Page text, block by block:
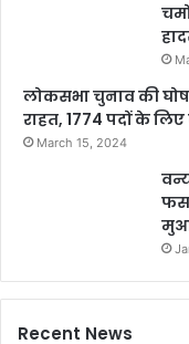
लोकसभा चुनाव की
राहत, 1774 पदों के
March 15, 2024
Recent News